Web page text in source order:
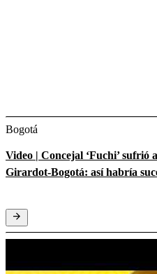
Bogotá
Video | Concejal ‘Fuchi’ sufrió
Girardot-Bogotá: así habría